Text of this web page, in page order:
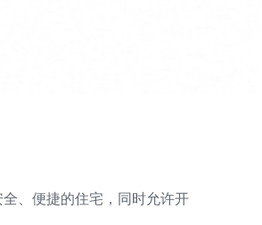
、便捷的住宅，同时允许开